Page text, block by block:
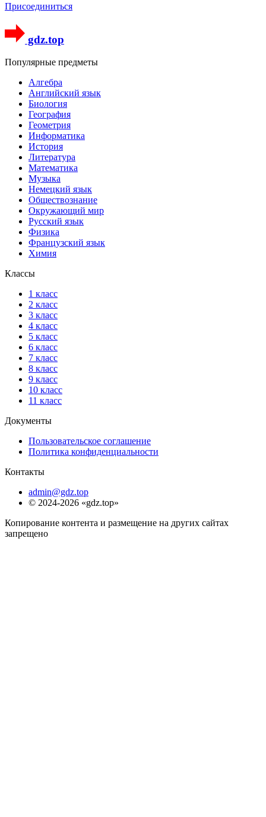
Присоединиться
gdz.top
Популярные предметы
Алгебра
Английский язык
Биология
География
Геометрия
Информатика
История
Литература
Математика
Музыка
Немецкий язык
Обществознание
Окружающий мир
Русский язык
Физика
Французский язык
Химия
Классы
1 класс
2 класс
3 класс
4 класс
5 класс
6 класс
7 класс
8 класс
9 класс
10 класс
11 класс
Документы
Пользовательское соглашение
Политика конфиденциальности
Контакты
admin@gdz.top
© 2024-2026 «gdz.top»
Копирование контента и размещение на других сайтах
запрещено